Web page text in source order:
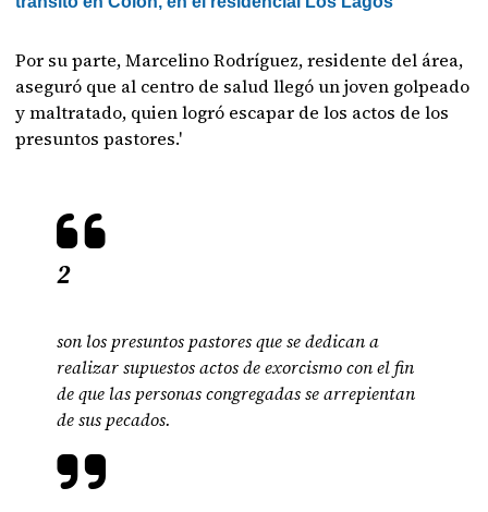
Por su parte, Marcelino Rodríguez, residente del área,
aseguró que al centro de salud llegó un joven golpeado
y maltratado, quien logró escapar de los actos de los
presuntos pastores.'
2
son los presuntos pastores que se dedican a
realizar supuestos actos de exorcismo con el fin
de que las personas congregadas se arrepientan
de sus pecados.